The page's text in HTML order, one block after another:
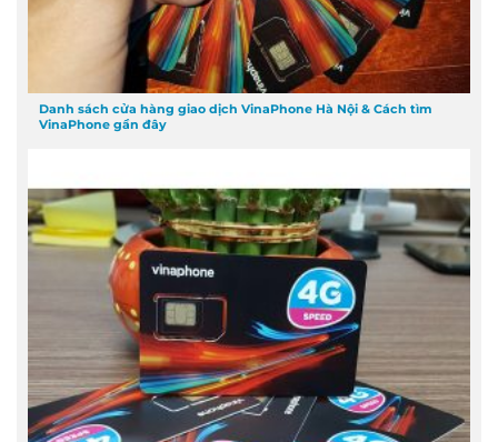
Danh sách cửa hàng giao dịch VinaPhone Hà Nội & Cách tìm
VinaPhone gần đây